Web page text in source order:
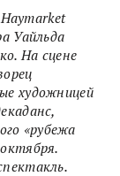
Уайльда
На сцене
художницей
«рубежа